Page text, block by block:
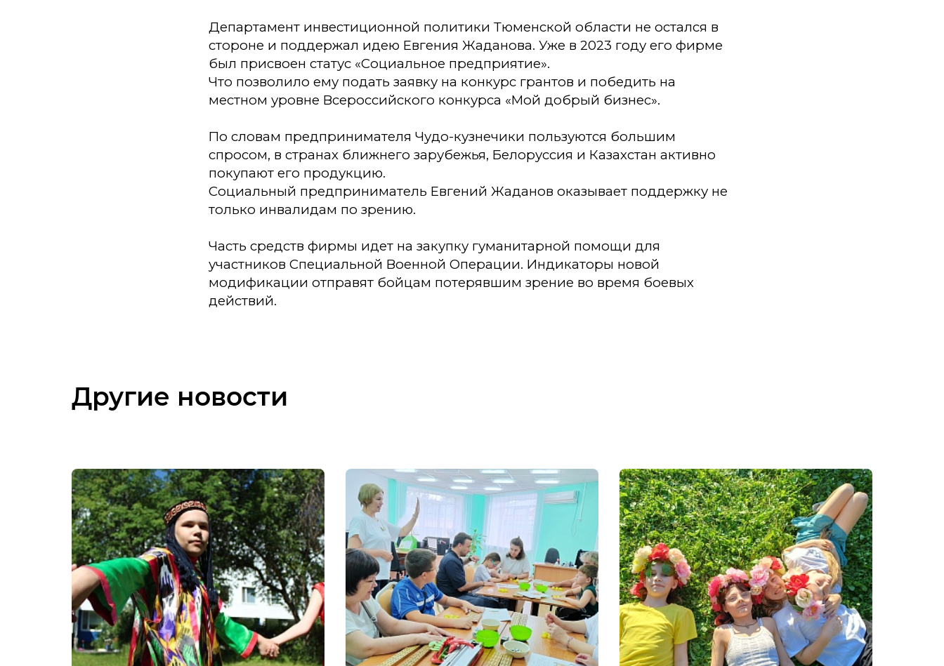
Департамент инвестиционной политики Тюменской области не остался в
стороне и поддержал идею Евгения Жаданова. Уже в 2023 году его фирме
был присвоен статус «Социальное предприятие».
Что позволило ему подать заявку на конкурс грантов и победить на
местном уровне Всероссийского конкурса «Мой добрый бизнес».
По словам предпринимателя Чудо-кузнечики пользуются большим
спросом, в странах ближнего зарубежья, Белоруссия и Казахстан активно
покупают его продукцию.
Социальный предприниматель Евгений Жаданов оказывает поддержку не
только инвалидам по зрению.
Часть средств фирмы идет на закупку гуманитарной помощи для
участников Специальной Военной Операции. Индикаторы новой
модификации отправят бойцам потерявшим зрение во время боевых
действий.
Другие новости